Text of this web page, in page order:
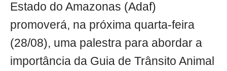
Estado do Amazonas (Adaf)
promoverá, na próxima quarta-feira
(28/08), uma palestra para abordar a
importância da Guia de Trânsito Animal